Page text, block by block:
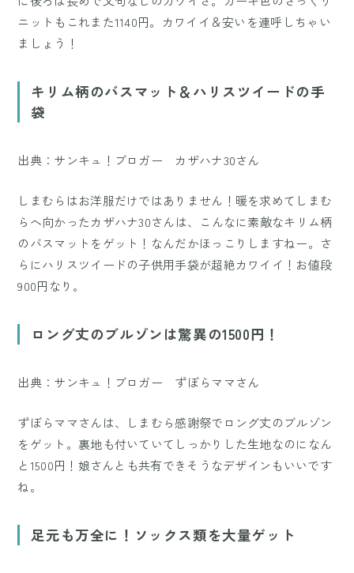
ニットもこれまた1140円。カワイイ＆安いを連呼しちゃい
ましょう！
キリム柄のバスマット＆ハリスツイードの手
袋
出典：サンキュ！ブロガー カザハナ30さん
しまむらはお洋服だけではありません！暖を求めてしまむ
らへ向かったカザハナ30さんは、こんなに素敵なキリム柄
のバスマットをゲット！なんだかほっこりしますねー。さ
らにハリスツイードの子供用手袋が超絶カワイイ！お値段
900円なり。
ロング丈のブルゾンは驚異の1500円！
出典：サンキュ！ブロガー ずぼらママさん
ずぼらママさんは、しまむら感謝祭でロング丈のブルゾン
をゲット。裏地も付いていてしっかりした生地なのになん
と1500円！娘さんとも共有できそうなデザインもいいです
ね。
足元も万全に！ソックス類を大量ゲット